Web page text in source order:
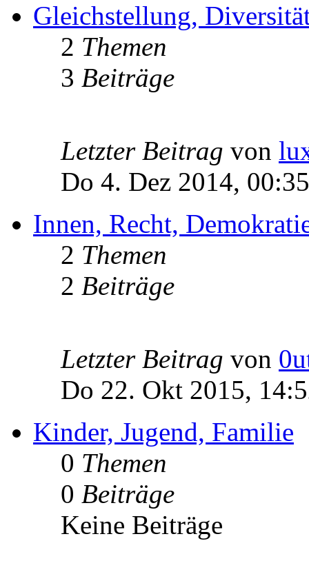
Gleichstellung,
2 Themen
3 Beiträge
Letzter Beitrag von
Do 4. Dez 2014, 00:35
Innen, Recht,
2 Themen
2 Beiträge
Letzter Beitrag von
Do 22. Okt 2015,
Kinder, Jugend, Familie
0 Themen
0 Beiträge
Keine Beiträge